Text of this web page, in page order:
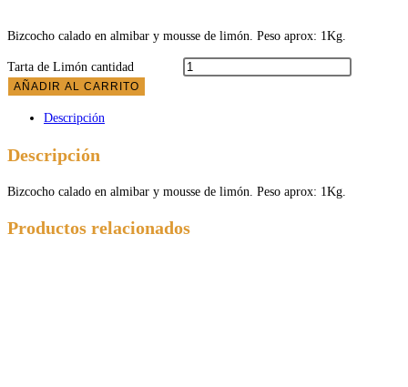
Bizcocho calado en almibar y mousse de limón. Peso aprox: 1Kg.
Tarta de Limón cantidad
AÑADIR AL CARRITO
Descripción
Descripción
Bizcocho calado en almibar y mousse de limón. Peso aprox: 1Kg.
Productos relacionados